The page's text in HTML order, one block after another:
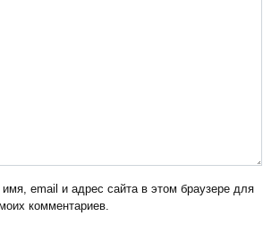
email и адрес сайта в этом браузере для
комментариев.